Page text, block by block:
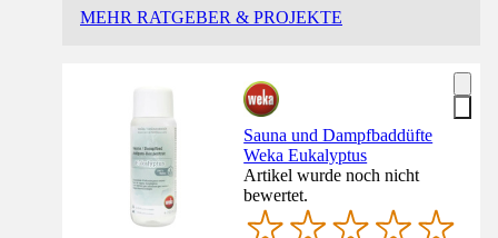
MEHR RATGEBER & PROJEKTE
Sauna und Dampfbaddüfte
Weka Eukalyptus
Artikel wurde noch nicht
bewertet.